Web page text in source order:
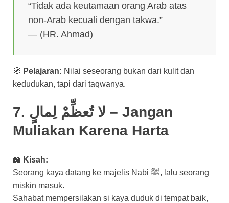
“Tidak ada keutamaan orang Arab atas
non-Arab kecuali dengan takwa.”
— (HR. Ahmad)
🧭 Pelajaran: Nilai seseorang bukan dari kulit dan
kedudukan, tapi dari taqwanya.
7. لا تُعظِّمْ لِمالٍ – Jangan
Muliakan Karena Harta
📖 Kisah:
Seorang kaya datang ke majelis Nabi ﷺ, lalu seorang
miskin masuk.
Sahabat mempersilakan si kaya duduk di tempat baik,